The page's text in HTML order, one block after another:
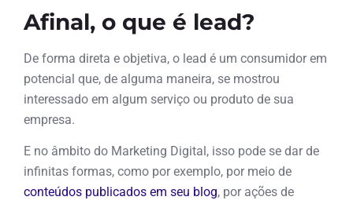
Afinal, o que é lead?
De forma direta e objetiva, o lead é um consumidor em
potencial que, de alguma maneira, se mostrou
interessado em algum serviço ou produto de sua
empresa.
E no âmbito do Marketing Digital, isso pode se dar de
infinitas formas, como por exemplo, por meio de
conteúdos publicados em seu blog, por ações de